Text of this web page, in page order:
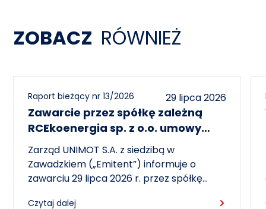
ZOBACZ RÓWNIEŻ
Raport bieżący nr 13/2026 29 lipca 2026
Zawarcie przez spółkę zależną
RCEkoenergia sp. z o.o. umowy
wieloletniej na sprzedaż ciepła do
miasta Czechowice-Dziedzice
Zarząd UNIMOT S.A. z siedzibą w
Zawadzkiem („Emitent”) informuje o
zawarciu 29 lipca 2026 r. przez spółkę
Czytaj dalej